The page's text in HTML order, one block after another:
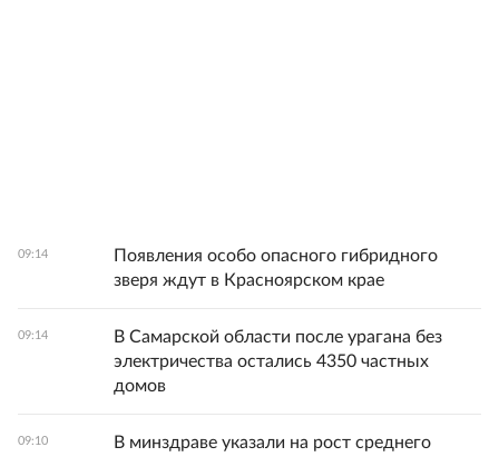
09:14
Появления особо опасного гибридного
зверя ждут в Красноярском крае
09:14
В Самарской области после урагана без
электричества остались 4350 частных
домов
09:10
В минздраве указали на рост среднего